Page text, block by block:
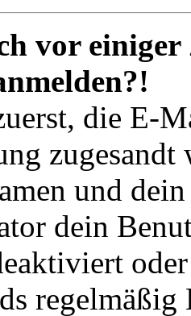
vor
die E-
und
dein